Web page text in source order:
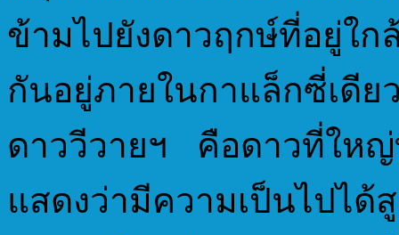
ข้ามไปยังดาวฤกษ์ที่อยู่ใ
กันอยู่ภายในกาแล็กซี่เ
ดาววีวายฯ คือดาวที่ให
แสดงว่ามีความเป็นไปได้